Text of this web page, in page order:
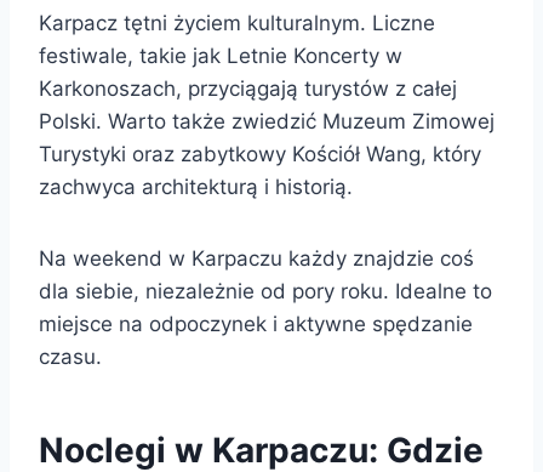
Karpacz tętni życiem kulturalnym. Liczne
festiwale, takie jak Letnie Koncerty w
Karkonoszach, przyciągają turystów z całej
Polski. Warto także zwiedzić Muzeum Zimowej
Turystyki oraz zabytkowy Kościół Wang, który
zachwyca architekturą i historią.
Na weekend w Karpaczu każdy znajdzie coś
dla siebie, niezależnie od pory roku. Idealne to
miejsce na odpoczynek i aktywne spędzanie
czasu.
Noclegi w Karpaczu: Gdzie